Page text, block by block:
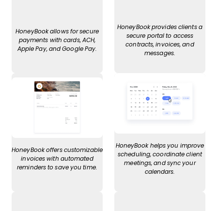
HoneyBook allows for secure
payments with cards, ACH,
Apple Pay, and Google Pay.
HoneyBook provides clients a
secure portal to access
contracts, invoices, and
messages.
HoneyBook offers customizable
invoices with automated
reminders to save you time.
HoneyBook helps you improve
scheduling, coordinate client
meetings, and sync your
calendars.